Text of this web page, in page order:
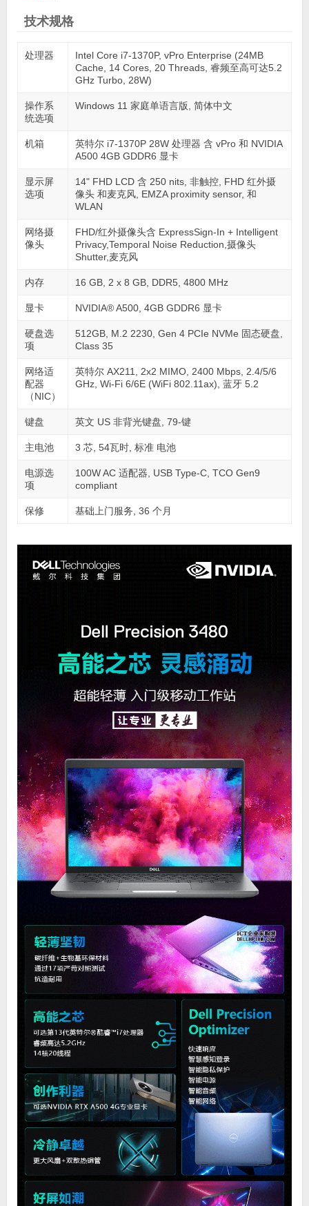
技术规格
处理器
Intel Core i7-1370P, vPro Enterprise (24MB
Cache, 14 Cores, 20 Threads, 睿频至高可达5.2
GHz Turbo, 28W)
操作系
统选项
Windows 11 家庭单语言版, 简体中文
机箱
英特尔 i7-1370P 28W 处理器 含 vPro 和 NVIDIA
A500 4GB GDDR6 显卡
显示屏
选项
14" FHD LCD 含 250 nits, 非触控, FHD 红外摄
像头 和麦克风, EMZA proximity sensor, 和
WLAN
网络摄
像头
FHD/红外摄像头含 ExpressSign-In + Intelligent
Privacy,Temporal Noise Reduction,摄像头
Shutter,麦克风
内存 16 GB, 2 x 8 GB, DDR5, 4800 MHz
显卡 NVIDIA® A500, 4GB GDDR6 显卡
硬盘选
项
512GB, M.2 2230, Gen 4 PCIe NVMe 固态硬盘,
Class 35
网络适
配器
（NIC）
英特尔 AX211, 2x2 MIMO, 2400 Mbps, 2.4/5/6
GHz, Wi-Fi 6/6E (WiFi 802.11ax), 蓝牙 5.2
键盘 英文 US 非背光键盘, 79-键
主电池 3 芯, 54瓦时, 标准 电池
电源选
项
100W AC 适配器, USB Type-C, TCO Gen9
compliant
保修 基础上门服务, 36 个月